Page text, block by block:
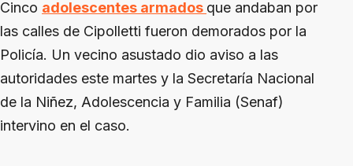
Cinco adolescentes armados que andaban por
las calles de Cipolletti fueron demorados por la
Policía. Un vecino asustado dio aviso a las
autoridades este martes y la Secretaría Nacional
de la Niñez, Adolescencia y Familia (Senaf)
intervino en el caso.